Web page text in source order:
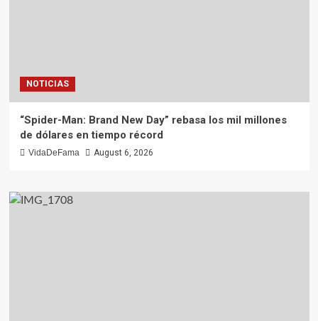
NOTICIAS
“Spider-Man: Brand New Day” rebasa los mil millones
de dólares en tiempo récord
VidaDeFama August 6, 2026